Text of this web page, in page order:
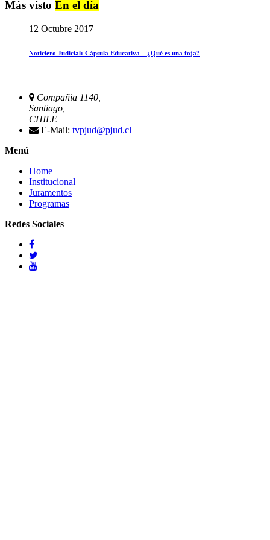
Más visto En el día
12 Octubre 2017
Noticiero Judicial: Cápsula Educativa – ¿Qué es una foja?
Compañia 1140,
Santiago,
CHILE
E-Mail: tvpjud@pjud.cl
Menú
Home
Institucional
Juramentos
Programas
Redes Sociales